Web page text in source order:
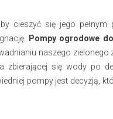
cieszyć się jego pełnym
Pompy ogrodowe
naszego zielonego
zbierającej się wody po
pompy jest decyzją,